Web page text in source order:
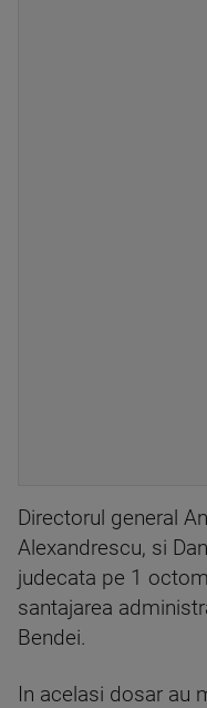
Directorul general
Alexandrescu, si
judecata pe 1
santajarea
Bendei.
In acelasi dosar au